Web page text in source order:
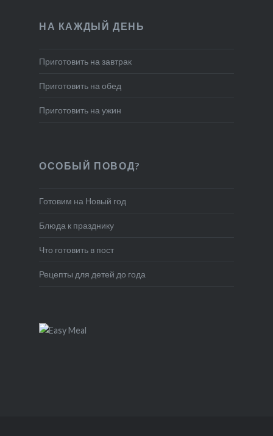
НА КАЖДЫЙ ДЕНЬ
Приготовить на завтрак
Приготовить на обед
Приготовить на ужин
ОСОБЫЙ ПОВОД?
Готовим на Новый год
Блюда к празднику
Что готовить в пост
Рецепты для детей до года